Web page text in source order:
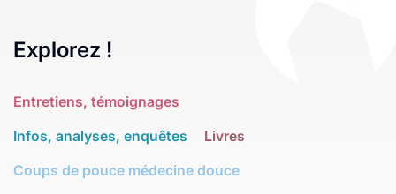
Explorez !
Entretiens, témoignages
Infos, analyses, enquêtes
Livres
Coups de pouce médecine douce